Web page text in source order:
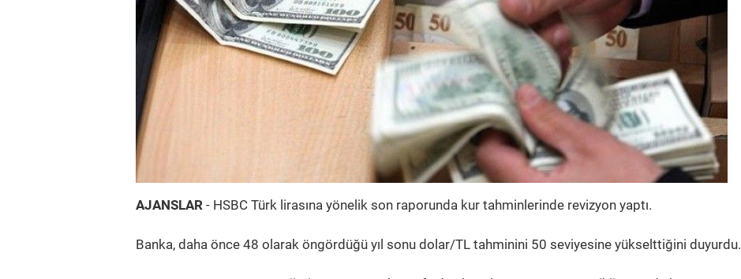
AJANSLAR - HSBC Türk lirasına yönelik son raporunda kur tahminlerinde revizyon yaptı.
Banka, daha önce 48 olarak öngördüğü yıl sonu dolar/TL tahminini 50 seviyesine yükselttiğini duyurdu.